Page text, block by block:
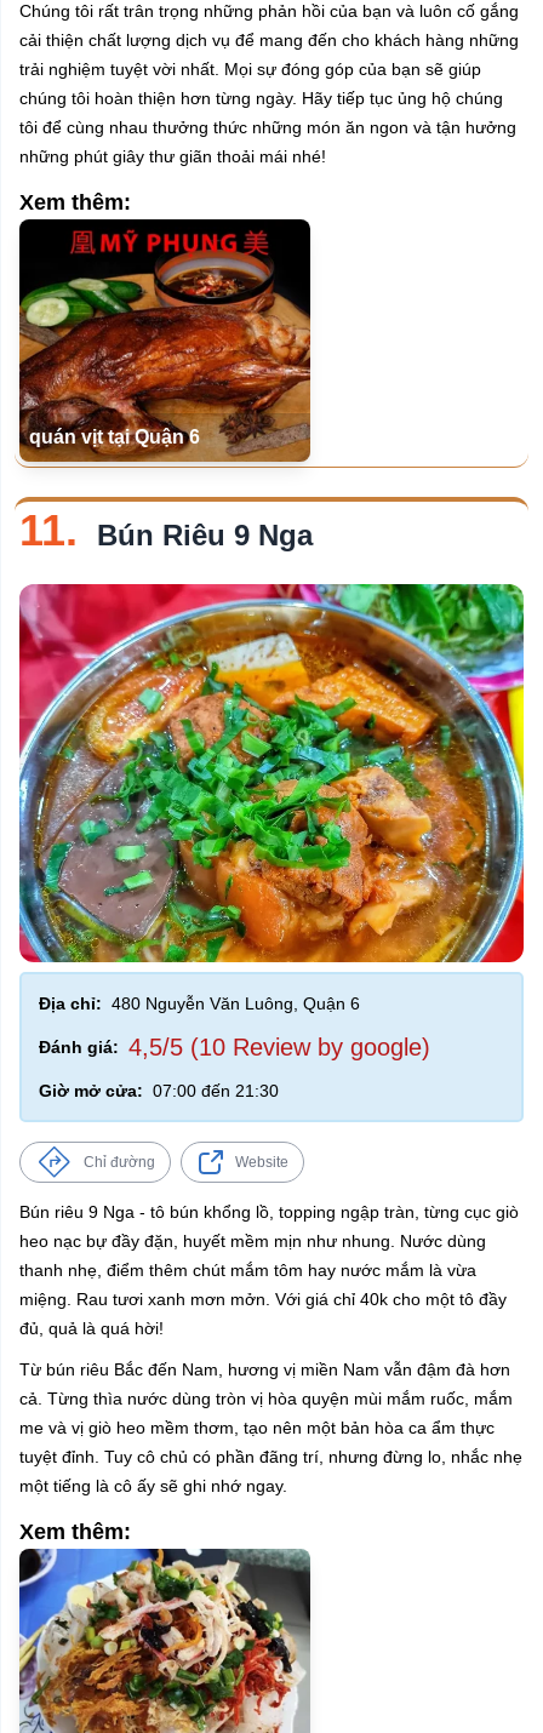
Chúng tôi rất trân trọng những phản hồi của bạn và luôn cố gắng
cải thiện chất lượng dịch vụ để mang đến cho khách hàng những
trải nghiệm tuyệt vời nhất. Mọi sự đóng góp của bạn sẽ giúp
chúng tôi hoàn thiện hơn từng ngày. Hãy tiếp tục ủng hộ chúng
tôi để cùng nhau thưởng thức những món ăn ngon và tận hưởng
những phút giây thư giãn thoải mái nhé!
Xem thêm:
quán vịt tại Quận 6
11. Bún Riêu 9 Nga
Địa chỉ: 480 Nguyễn Văn Luông, Quận 6
Đánh giá: 4,5/5 (10 Review by google)
Giờ mở cửa: 07:00 đến 21:30
Chỉ đường Website
Bún riêu 9 Nga - tô bún khổng lồ, topping ngập tràn, từng cục giò
heo nạc bự đầy đặn, huyết mềm mịn như nhung. Nước dùng
thanh nhẹ, điểm thêm chút mắm tôm hay nước mắm là vừa
miệng. Rau tươi xanh mơn mởn. Với giá chỉ 40k cho một tô đầy
đủ, quả là quá hời!
Từ bún riêu Bắc đến Nam, hương vị miền Nam vẫn đậm đà hơn
cả. Từng thìa nước dùng tròn vị hòa quyện mùi mắm ruốc, mắm
me và vị giò heo mềm thơm, tạo nên một bản hòa ca ẩm thực
tuyệt đỉnh. Tuy cô chủ có phần đãng trí, nhưng đừng lo, nhắc nhẹ
một tiếng là cô ấy sẽ ghi nhớ ngay.
Xem thêm: